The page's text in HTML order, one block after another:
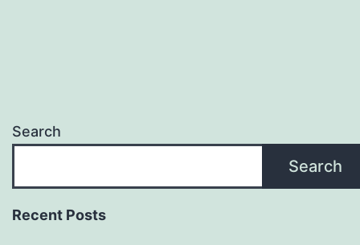
Search
Search
Recent Posts